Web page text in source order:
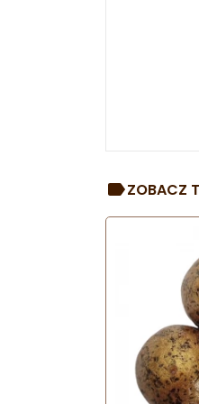
ZOBACZ